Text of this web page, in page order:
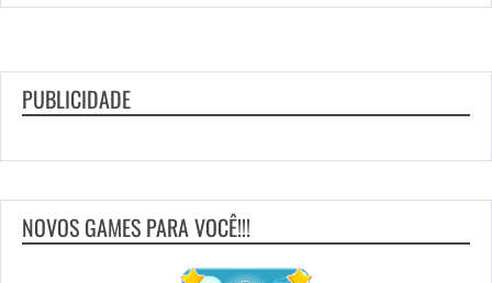
PUBLICIDADE
NOVOS GAMES PARA VOCÊ!!!